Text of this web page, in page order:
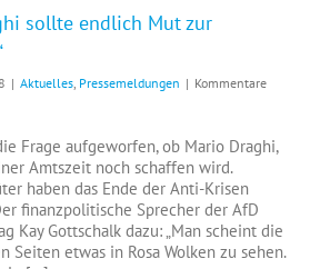
sollte endlich Mut zur
| Aktuelles, Pressemeldungen | Kommentare
Frage aufgeworfen, ob Mario Draghi,
Amtszeit noch schaffen wird.
haben das Ende der Anti-Krisen
finanzpolitische Sprecher der AfD
Kay Gottschalk dazu: „Man scheint die
Seiten etwas in Rosa Wolken zu sehen.